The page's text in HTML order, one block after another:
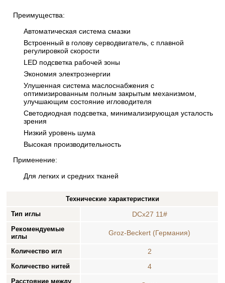
Преимущества:
Автоматическая система смазки
Встроенный в голову серводвигатель, с плавной
регулировкой скорости
LED подсветка рабочей зоны
Экономия электроэнергии
Улушенная система маслоснабжения с
оптимизированным полным закрытым механизмом,
улучшающим состояние игловодителя
Светодиодная подсветка, минимализирующая усталость
зрения
Низкий уровень шума
Высокая производительность
Применение:
Для легких и средних тканей
Технические характеристики
Тип иглы
DCx27 11#
Рекомендуемые
иглы
Groz-Beckert (Германия)
Количество игл 2
Количество нитей 4
Расстояние между